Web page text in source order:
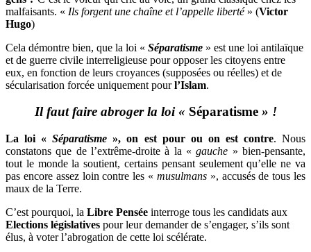
malfaisants. « Ils forgent une chaîne et l’appelle liberté» (Victor
Hugo)
Cela démontre bien, que la loi « Séparatisme » est une loi antilaïque
et de guerre civile interreligieuse pour opposer les citoyens entre
eux, en fonction de leurs croyances (supposées ou réelles) et de
sécularisation forcée uniquement pourl’Islam.
Il faut faire abroger la loi « Séparatisme» !
La loi «Séparatisme », on est pour ou on est contre. Nous
constatons que de l’extrême-droite à la «gauche » bien-pensante,
tout le monde la soutient, certains pensant seulement qu’elle ne va
pas encore assez loin contre les « musulmans», accusés de tous les
maux de la Terre.
C’est pourquoi, la Libre Pensée interroge tous les candidats aux
Elections législatives pour leur demander de s’engager, s’ils sont
élus, à voter l’abrogation de cette loi scélérate.